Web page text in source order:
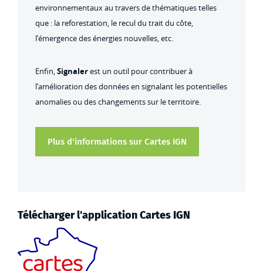
environnementaux au travers de thématiques telles
que : la reforestation, le recul du trait du côte,
l’émergence des énergies nouvelles, etc.
Enfin,Signalerest un outil pour contribuer à
l’amélioration des données en signalant les potentielles
anomalies ou des changements sur le territoire.
Plus d'informations sur Cartes IGN
Télécharger l'application Cartes IGN